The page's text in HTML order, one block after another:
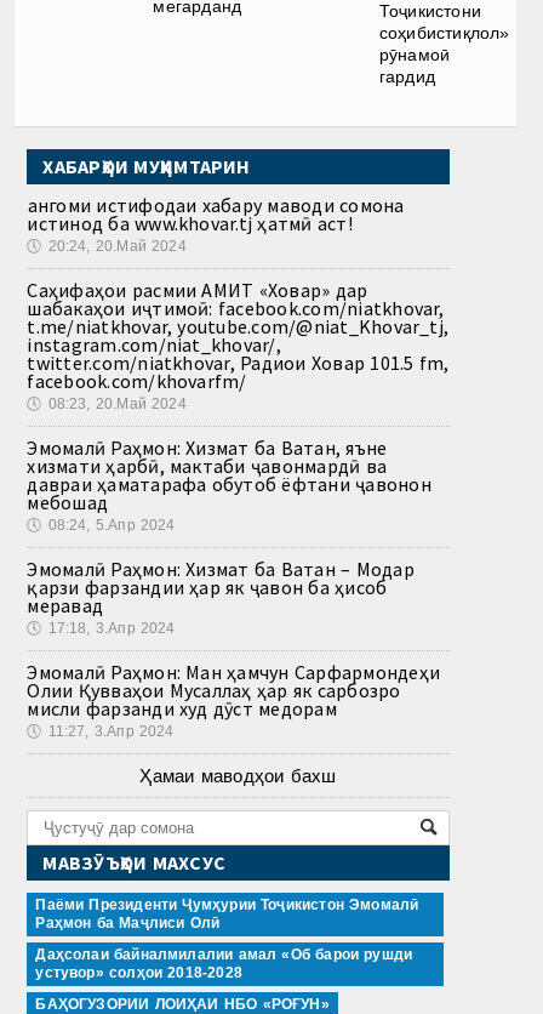
мегарданд
Тоҷикистони
соҳибистиқлол»
рӯнамоӣ
гардид
ХАБАРҲОИ МУҲИМТАРИН
Ҳангоми истифодаи хабару маводи сомона
истинод ба www.khovar.tj ҳатмӣ аст!
🕔 20:24, 20.Май 2024
Саҳифаҳои расмии АМИТ «Ховар» дар
шабакаҳои иҷтимоӣ: facebook.com/niatkhovar,
t.me/niatkhovar, youtube.com/@niat_Khovar_tj,
instagram.com/niat_khovar/,
twitter.com/niatkhovar, Радиои Ховар 101.5 fm,
facebook.com/khovarfm/
🕔 08:23, 20.Май 2024
Эмомалӣ Раҳмон: Хизмат ба Ватан, яъне
хизмати ҳарбӣ, мактаби ҷавонмардӣ ва
давраи ҳаматарафа обутоб ёфтани ҷавонон
мебошад
🕔 08:24, 5.Апр 2024
Эмомалӣ Раҳмон: Хизмат ба Ватан – Модар
қарзи фарзандии ҳар як ҷавон ба ҳисоб
меравад
🕔 17:18, 3.Апр 2024
Эмомалӣ Раҳмон: Ман ҳамчун Сарфармондеҳи
Олии Қувваҳои Мусаллаҳ ҳар як сарбозро
мисли фарзанди худ дӯст медорам
🕔 11:27, 3.Апр 2024
Ҳамаи маводҳои бахш
МАВЗӮЪҲОИ МАХСУС
Паёми Президенти Ҷумҳурии Тоҷикистон Эмомалӣ
Раҳмон ба Маҷлиси Олӣ
Даҳсолаи байналмилалии амал «Об барои рушди
устувор» солҳои 2018-2028
БАҲОГУЗОРИИ ЛОИҲАИ НБО «РОҒУН»